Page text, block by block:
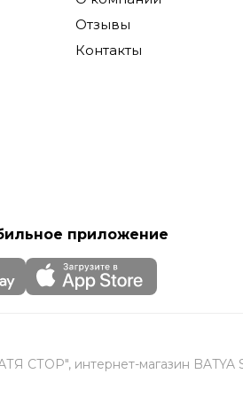
Отзывы
Контакты
приложение
СТОР", интернет-магазин BATYA